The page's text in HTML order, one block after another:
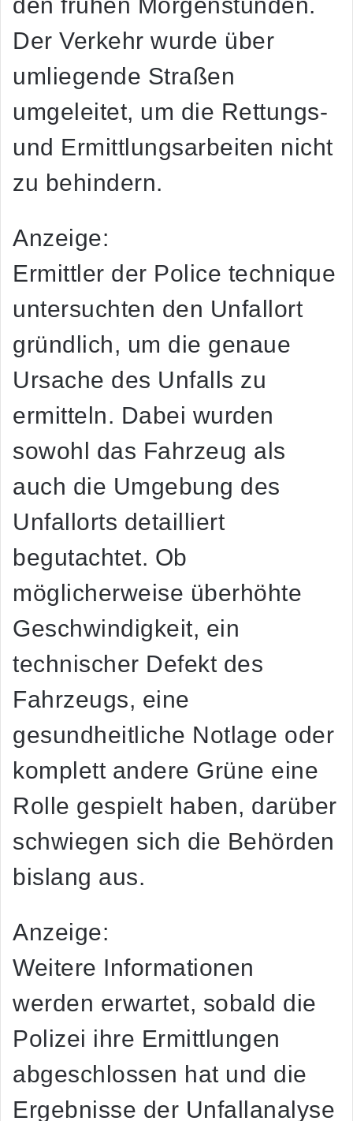
den frühen Morgenstunden.
Der Verkehr wurde über
umliegende Straßen
umgeleitet, um die Rettungs-
und Ermittlungsarbeiten nicht
zu behindern.
Anzeige:
Ermittler der Police technique
untersuchten den Unfallort
gründlich, um die genaue
Ursache des Unfalls zu
ermitteln. Dabei wurden
sowohl das Fahrzeug als
auch die Umgebung des
Unfallorts detailliert
begutachtet. Ob
möglicherweise überhöhte
Geschwindigkeit, ein
technischer Defekt des
Fahrzeugs, eine
gesundheitliche Notlage oder
komplett andere Grüne eine
Rolle gespielt haben, darüber
schwiegen sich die Behörden
bislang aus.
Anzeige:
Weitere Informationen
werden erwartet, sobald die
Polizei ihre Ermittlungen
abgeschlossen hat und die
Ergebnisse der Unfallanalyse